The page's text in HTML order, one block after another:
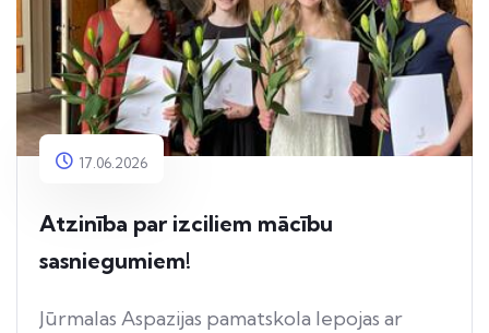
17.06.2026
Atzinība par izciliem mācību
sasniegumiem!
Jūrmalas Aspazijas pamatskola lepojas ar